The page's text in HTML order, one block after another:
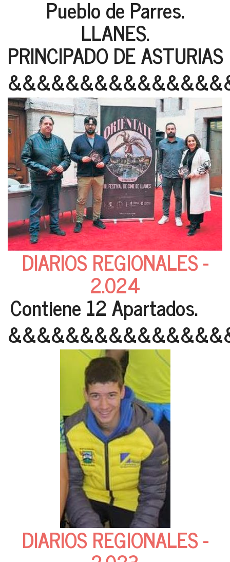
Pueblo de Parres.
LLANES.
PRINCIPADO DE ASTURIAS
DIARIOS REGIONALES -
2.024
Contiene 12 Apartados.
DIARIOS REGIONALES -